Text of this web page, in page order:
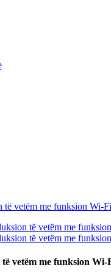
vetëm me funksion Wi-